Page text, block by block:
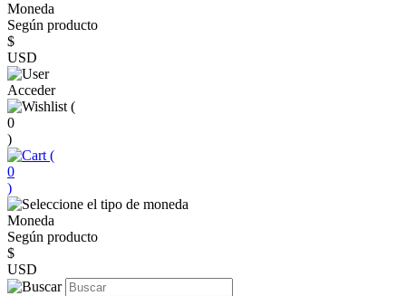
Moneda
Según producto
$
USD
Acceder
(
0
)
(
0
)
Moneda
Según producto
$
USD